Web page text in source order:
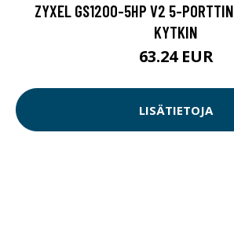
ZYXEL GS1200-5HP V2 5-
KYTKIN
63.24 EUR
LISÄTIETOJA